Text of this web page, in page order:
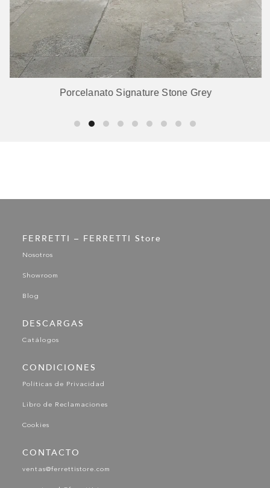
Porcelanato Signature Stone Grey
FERRETTI – FERRETTI Store
Nosotros
Showroom
Blog
DESCARGAS
Catálogos
CONDICIONES
Políticas de Privacidad
Libro de Reclamaciones
Cookies
CONTACTO
ventas@ferrettistore.com